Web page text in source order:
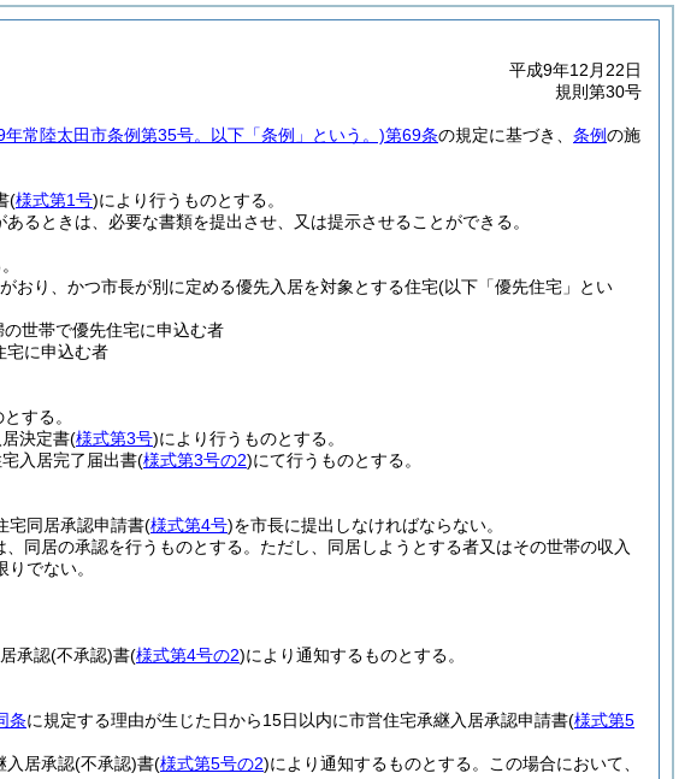
平成9年12月22日
規則第30号
年常陸太田市条例第35号。以下「条例」という。)第69条の規定に基づき、 条例の施
(様式第1号)により行うものとする。
るときは、必要な書類を提出させ、又は提示させることができる。
おり、かつ市長が別に定める優先入居を対象とする住宅(以下「優先住宅」とい
世帯で優先住宅に申込む者
宅に申込む者
する。
決定書(様式第3号)により行うものとする。
入居完了届出書(様式第3号の2)にて行うものとする。
宅同居承認申請書(様式第4号)を市長に提出しなければならない。
同居の承認を行うものとする。 ただし、同居しようとする者又はその世帯の収入
でない。
承認(不承認)書(様式第4号の2)により通知するものとする。
条に規定する理由が生じた日から15日以内に市営住宅承継入居承認申請書(様式第5
入居承認(不承認)書(様式第5号の2)により通知するものとする。
この場合において、